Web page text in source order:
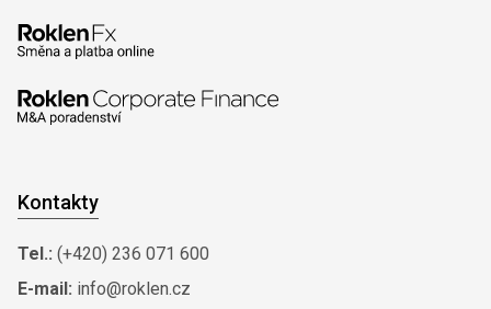
Kontakty
Tel.: (+420) 236 071 600
E-mail: info@roklen.cz